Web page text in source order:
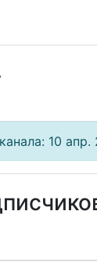
10 апр.